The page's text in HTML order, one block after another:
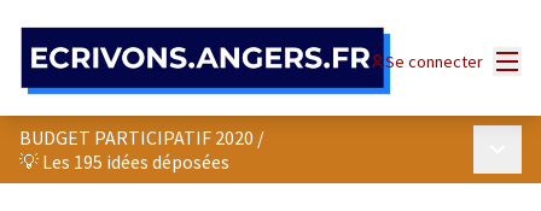
Se connecter
BUDGET PARTICIPATIF 2020 /
💡 Les 195 idées déposées